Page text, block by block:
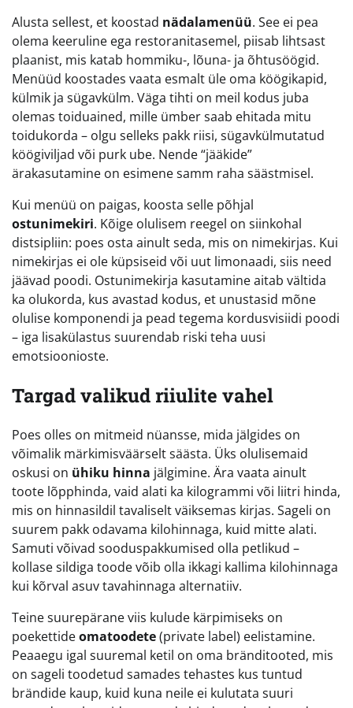
Alusta sellest, et koostad nädalamenüü. See ei pea
olema keeruline ega restoranitasemel, piisab lihtsast
plaanist, mis katab hommiku-, lõuna- ja õhtusöögid.
Menüüd koostades vaata esmalt üle oma köögikapid,
külmik ja sügavkülm. Väga tihti on meil kodus juba
olemas toiduained, mille ümber saab ehitada mitu
toidukorda – olgu selleks pakk riisi, sügavkülmutatud
köögiviljad või purk ube. Nende “jääkide”
ärakasutamine on esimene samm raha säästmisel.
Kui menüü on paigas, koosta selle põhjal
ostunimekiri. Kõige olulisem reegel on siinkohal
distsipliin: poes osta ainult seda, mis on nimekirjas. Kui
nimekirjas ei ole küpsiseid või uut limonaadi, siis need
jäävad poodi. Ostunimekirja kasutamine aitab vältida
ka olukorda, kus avastad kodus, et unustasid mõne
olulise komponendi ja pead tegema kordusvisiidi poodi
– iga lisakülastus suurendab riski teha uusi
emotsioonioste.
Targad valikud riiulite vahel
Poes olles on mitmeid nüansse, mida jälgides on
võimalik märkimisväärselt säästa. Üks olulisemaid
oskusi on ühiku hinna jälgimine. Ära vaata ainult
toote lõpphinda, vaid alati ka kilogrammi või liitri hinda,
mis on hinnasildil tavaliselt väiksemas kirjas. Sageli on
suurem pakk odavama kilohinnaga, kuid mitte alati.
Samuti võivad sooduspakkumised olla petlikud –
kollase sildiga toode võib olla ikkagi kallima kilohinnaga
kui kõrval asuv tavahinnaga alternatiiv.
Teine suurepärane viis kulude kärpimiseks on
poekettideomatoodete(private label) eelistamine.
Peaaegu igal suuremal ketil on oma bränditooted, mis
on sageli toodetud samades tehastes kus tuntud
brändide kaup, kuid kuna neile ei kulutata suuri